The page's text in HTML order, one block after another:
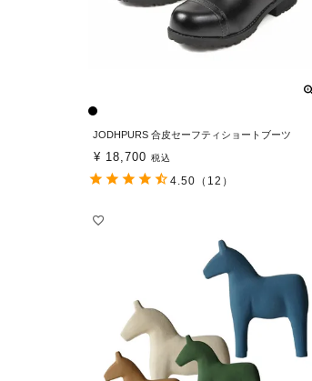
JODHPURS 合皮セーフティショートブーツ
¥ 18,700 税込
4.50 （12）